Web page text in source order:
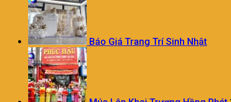
Báo Giá Trang Trí Sinh Nhật